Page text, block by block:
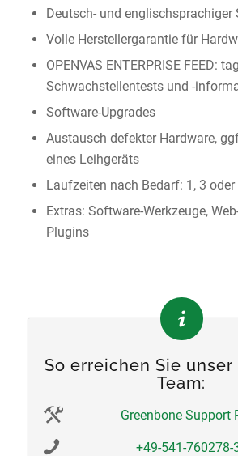
Deutsch- und englischsprachiger
Volle Herstellergarantie für
OPENVAS ENTERPRISE FEED:
Schwachstellentests und -
Software-Upgrades
Austausch defekter Hardware,
eines Leihgeräts
Laufzeiten nach Bedarf: 1, 3
Extras: Software-Werkzeuge,
Plugins
So errei­chen Sie
Team:
Greenbone Support
+49-­541-­760278-­